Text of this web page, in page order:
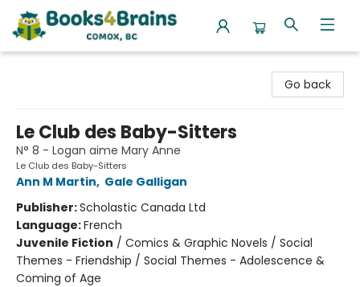
Go back
Le Club des Baby-Sitters
N° 8 - Logan aime Mary Anne
Le Club des Baby-Sitters
Ann M Martin, Gale Galligan
Publisher:Scholastic Canada Ltd
Language:French
Juvenile Fiction / Comics & Graphic Novels / Social
Themes - Friendship / Social Themes - Adolescence &
Coming of Age